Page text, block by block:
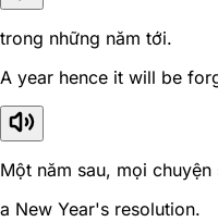
trong những năm tới.
A year hence it will be
Một năm sau, mọi
a New Year's resolution.